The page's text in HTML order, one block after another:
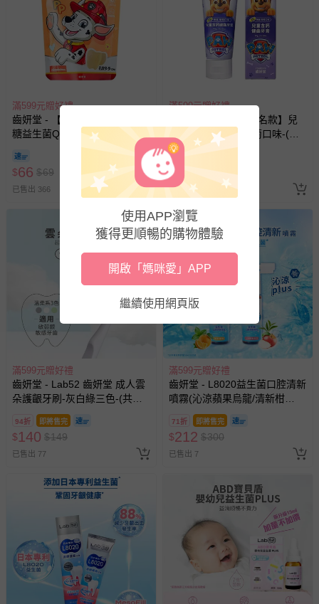
滿599元贈好禮
齒妍堂 - 【汪汪隊聯名款】無
糖益生菌QQ糖-多多口味-30g
$66 $69
已售出 366
滿599元贈好禮
齒妍堂 - 【汪汪隊聯名款】兒
童含鈣健齒牙膏-葡萄口味-(無
氟，可吞食)-60g
$122 128
已售出 290
滿599元贈好禮
齒妍堂 - Lab52 齒妍堂 成人雲
朵護齦牙刷-灰白綠三色-(共三
94折 即將售完
$140 $149
已售出 77
滿599元贈好禮
齒妍堂 - L8020益生菌口腔清新
噴霧(沁涼蘋果烏龍/清新柑
橘)-20mL
71折 即將售完
$212 $300
已售出 7
使用APP瀏覽
獲得更順暢的購物體驗
開啟「媽咪愛」APP
繼續使用網頁版